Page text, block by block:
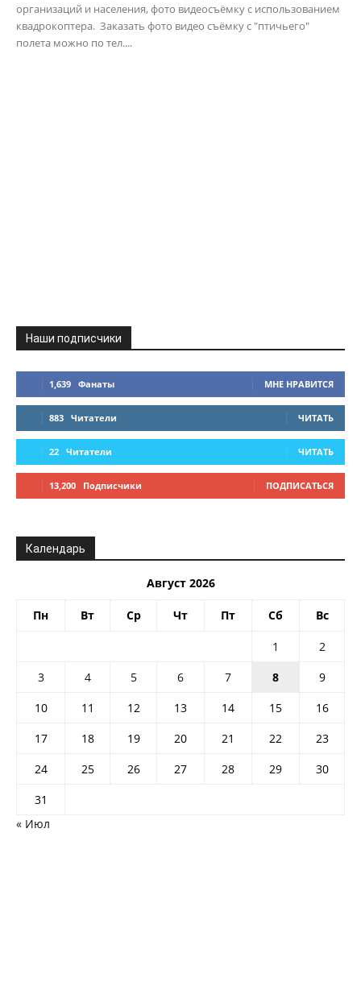
организаций и населения, фото видеосъёмку с использованием
квадрокоптера. Заказать фото видео съёмку с "птичьего"
полета можно по тел....
Наши подписчики
1,639 Фанаты МНЕ НРАВИТСЯ
883 Читатели ЧИТАТЬ
22 Читатели ЧИТАТЬ
13,200 Подписчики ПОДПИСАТЬСЯ
Календарь
Август 2026
Пн Вт Ср Чт Пт Сб Вс
1
2
3
4 5 6 7 8
9
10
11 12 13 14 15
16
17
18 19 20 21 22
23
24
25 26 27 28 29
30
31
« Июл